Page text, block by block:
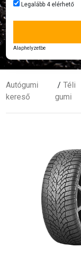
Legalább 4 elérhető
Alaphelyzetbe
Autógumi
kereső
Téli
gumi